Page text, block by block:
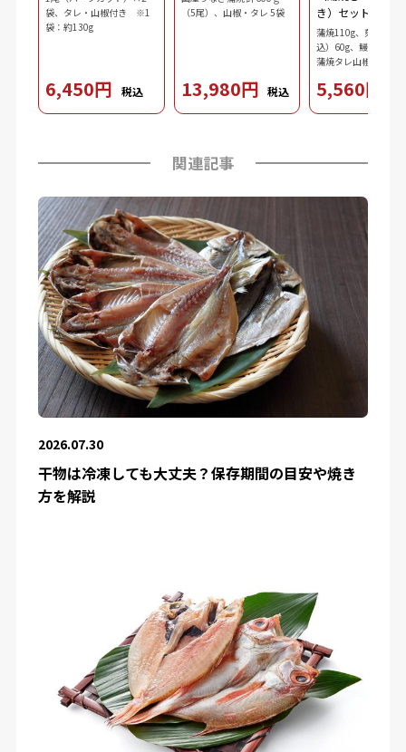
袋、タレ・山椒付き ※1
袋：約130g
6,450円 税込
（5尾）、山椒・タレ 5袋
13,980円 税込
き）セット
蒲焼110g、刻み鰻（
込）60g、鰻肝蒲焼
蒲焼タレ山椒（タレ
3.7g、ダシ10ml、わ
5,560円
関連記事
2026.07.30
干物は冷凍しても大丈夫？保存期間の目安や焼き
方を解説